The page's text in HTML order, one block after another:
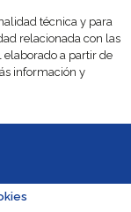
técnica y para
relacionada con las
elaborado a partir de
información y